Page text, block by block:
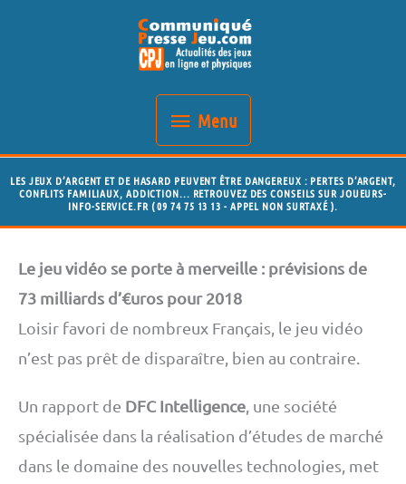
Menu
Menu
LES JEUX D’ARGENT ET DE HASARD PEUVENT ÊTRE DANGEREUX : PERTES D’ARGENT,
CONFLITS FAMILIAUX, ADDICTION... RETROUVEZ DES CONSEILS SUR JOUEURS-
INFO-SERVICE.FR ( 09 74 75 13 13 - APPEL NON SURTAXÉ ).
Le jeu vidéo se porte à merveille : prévisions de
73 milliards d’€uros pour 2018
Loisir favori de nombreux Français, le jeu vidéo
n’est pas prêt de disparaître, bien au contraire.
Un rapport de DFC Intelligence , une société
spécialisée dans la réalisation d’études de marché
dans le domaine des nouvelles technologies, met